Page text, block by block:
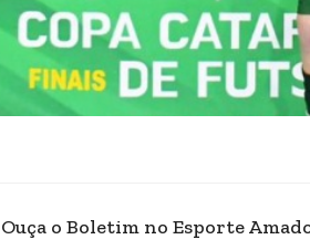
Ouça o Boletim no Esporte